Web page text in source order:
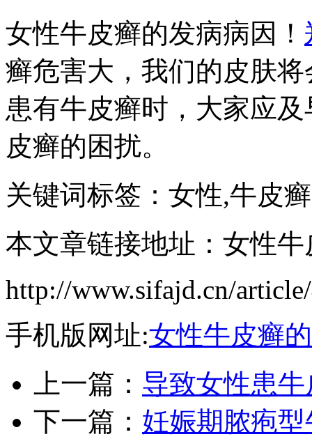
女性牛皮癣的发病病因！
癣危害大，我们的皮肤
患有牛皮癣时，大家应
皮癣的困扰。
关键词标签：女性,牛皮
本文章链接地址：女性
http://www.sifajd.cn/
手机版网址:女性牛皮癣
上一篇： 导致女性患
下一篇： 妊娠期脓疱